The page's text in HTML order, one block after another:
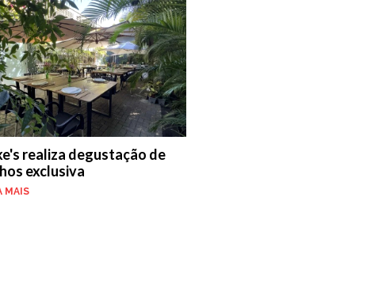
realiza degustação de
exclusiva
MAIS